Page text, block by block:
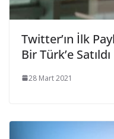
Twitter’ın İlk
Bir Türk’e Satıldı
28 Mart 2021